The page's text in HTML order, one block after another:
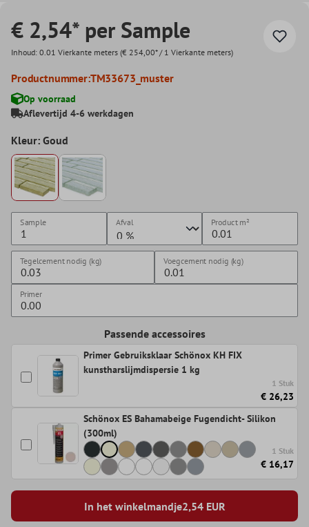
€ 2,54* per Sample
Inhoud: 0.01 Vierkante meters (€ 254,00* / 1 Vierkante meters)
Productnummer:TM33673_muster
Op voorraad
Aflevertijd 4-6 werkdagen
Kleur: Goud
Sample Afval Productm²
Tegelcement nodig (kg) Voegcement nodig (kg)
Primer
Passende accessoires
Primer Gebruiksklaar Schönox KH FIX
kunstharslijmdispersie 1 kg
1 Stuk
€ 26,23
Schönox ES Bahamabeige Fugendicht- Silikon
(300ml)
1 Stuk
€ 16,17
In het winkelmandje2,54EUR